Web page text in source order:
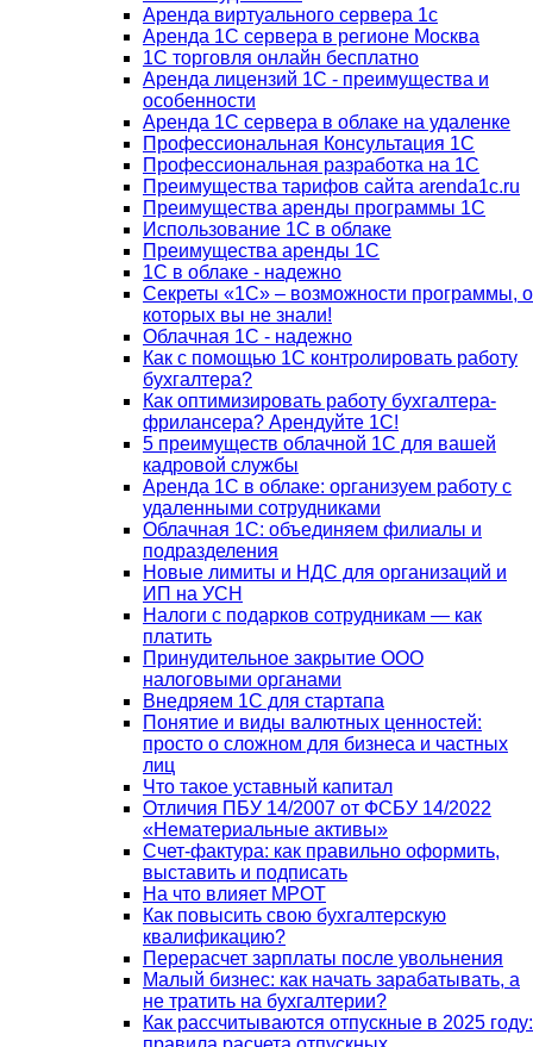
Аренда виртуального сервера 1с
Аренда 1С сервера в регионе Москва
1С торговля онлайн бесплатно
Аренда лицензий 1С - преимущества и
особенности
Аренда 1С сервера в облаке на удаленке
Профессиональная Консультация 1С
Профессиональная разработка на 1С
Преимущества тарифов сайта arenda1c.ru
Преимущества аренды программы 1С
Использование 1С в облаке
Преимущества аренды 1С
1С в облаке - надежно
Секреты «1С» – возможности программы, о
которых вы не знали!
Облачная 1С - надежно
Как с помощью 1С контролировать работу
бухгалтера?
Как оптимизировать работу бухгалтера-
фрилансера? Арендуйте 1С!
5 преимуществ облачной 1С для вашей
кадровой службы
Аренда 1С в облаке: организуем работу с
удаленными сотрудниками
Облачная 1С: объединяем филиалы и
подразделения
Новые лимиты и НДС для организаций и
ИП на УСН
Налоги с подарков сотрудникам — как
платить
Принудительное закрытие ООО
налоговыми органами
Внедряем 1С для стартапа
Понятие и виды валютных ценностей:
просто о сложном для бизнеса и частных
лиц
Что такое уставный капитал
Отличия ПБУ 14/2007 от ФСБУ 14/2022
«Нематериальные активы»
Счет-фактура: как правильно оформить,
выставить и подписать
На что влияет МРОТ
Как повысить свою бухгалтерскую
квалификацию?
Перерасчет зарплаты после увольнения
Малый бизнес: как начать зарабатывать, а
не тратить на бухгалтерии?
Как рассчитываются отпускные в 2025 году: